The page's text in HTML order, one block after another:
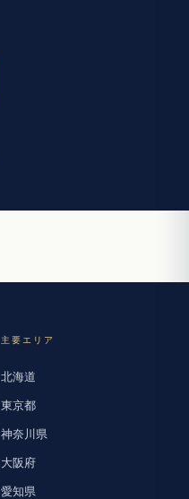
主要エリア
北海道
東京都
神奈川県
大阪府
愛知県